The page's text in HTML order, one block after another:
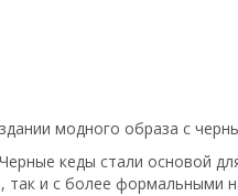
модного образа с
кеды стали основой
и с более формальными